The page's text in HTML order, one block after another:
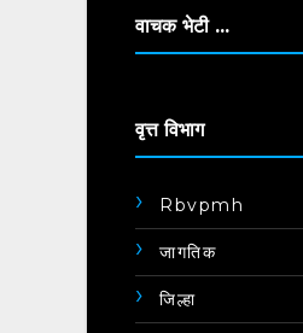
वाचक भेटी ...
वृत्त विभाग
Rbvpmh
जागतिक
जिल्हा